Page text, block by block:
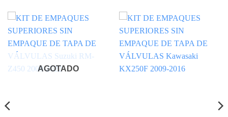
AGOTADO